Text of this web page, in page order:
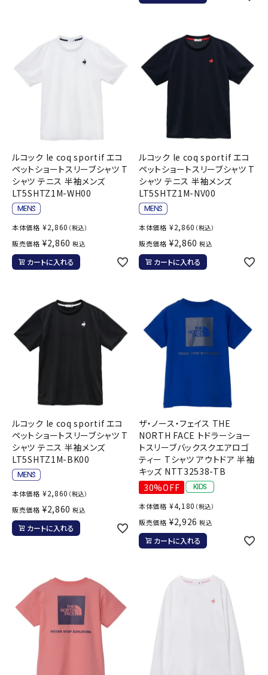
ルコック le coq sportif エコ
ペットショートスリーブシャツ T
シャツ テニス 半袖メンズ
LT5SHTZ1M-WH00
本体価格 ¥2,860 （税込）
販売価格 ¥2,860 税込
カートに入れる
ルコック le coq sportif エコ
ペットショートスリーブシャツ T
シャツ テニス 半袖メンズ
LT5SHTZ1M-NV00
本体価格 ¥2,860 （税込）
販売価格 ¥2,860 税込
カートに入れる
ルコック le coq sportif エコ
ペットショートスリーブシャツ T
シャツ テニス 半袖メンズ
LT5SHTZ1M-BK00
本体価格 ¥2,860 （税込）
販売価格 ¥2,860 税込
カートに入れる
ザ・ノース・フェイス THE
NORTH FACE トドラーショー
トスリーブバックスクエアロゴ
ティー Tシャツ アウトドア 半袖
キッズ NTT32538-TB
30%OFF
本体価格 ¥4,180 （税込）
販売価格 ¥2,926 税込
カートに入れる